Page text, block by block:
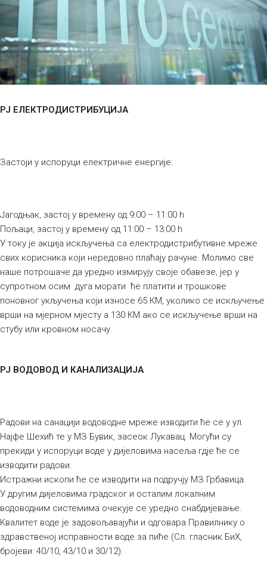
РЈ ЕЛЕКТРОДИСТРИБУЦИЈА
Застоји у испоруци електричне енергије:
Јагодњак, застој у времену од 9:00 – 11:00 h
Пољаци, застој у времену од 11:00 – 13:00 h
У току је акција искључења са електродистрибутивне мреже
свих корисника који нередовно плаћају рачуне. Молимо све
наше потрошаче да уредно измирују своје обавезе, јер у
супротном осим дуга морати ће платити и трошкове
поновног укључења који износе 65 КМ, уколико се искључење
врши на мјерном мјесту а 130 КМ ако се искључење врши на
стубу или кровном носачу.
РЈ ВОДОВОД И КАНАЛИЗАЦИЈА
Радови на санацији водоводне мреже изводити ће се у ул.
Најфе Шехић те у МЗ Бувик, засеок Лукавац. Могући су
прекиди у испоруци воде у дијеловима насеља гдје ће се
изводити радови.
Истражни ископи ће се изводити на подручју МЗ Грбавица.
У другим дијеловима градског и осталим локалним
водоводним системима очекује се уредно снабдијевање.
Квалитет воде је задовољавајући и одговара Правилнику о
здравственој исправности воде за пиће (Сл. гласник БиХ,
бројеви: 40/10, 43/10 и 30/12).